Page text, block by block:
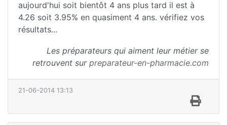
aujourd'hui soit bientôt 4 ans plus tard il est à
4.26 soit 3.95% en quasiment 4 ans. vérifiez vos
résultats...
Les préparateurs qui aiment leur métier se
retrouvent sur preparateur-en-pharmacie.com
21-06-2014 13:13